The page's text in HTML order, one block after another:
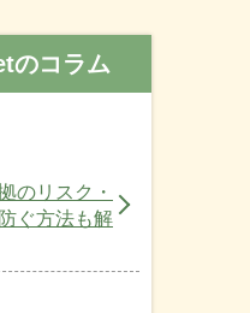
のコラム
のリスク・
ぐ方法も解